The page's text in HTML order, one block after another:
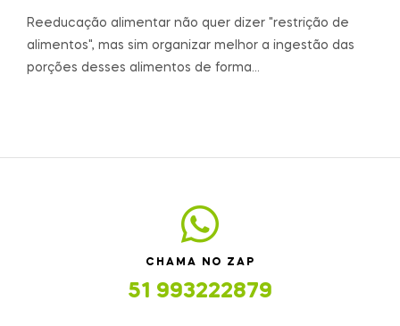
Reeducação alimentar não quer dizer "restrição de
alimentos", mas sim organizar melhor a ingestão das
porções desses alimentos de forma…
CHAMA NO ZAP
51 993222879